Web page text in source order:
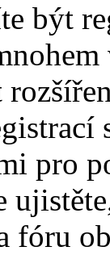
být
pro
fóru